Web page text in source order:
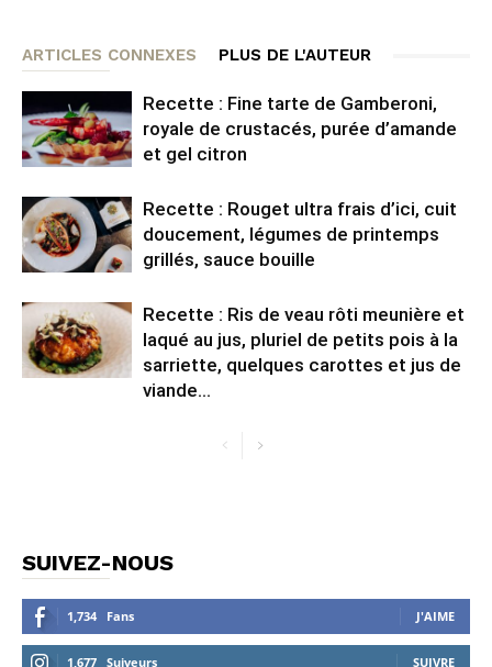
ARTICLES CONNEXES PLUS DE L'AUTEUR
Recette : Fine tarte de Gamberoni,
royale de crustacés, purée d’amande
et gel citron
Recette : Rouget ultra frais d’ici, cuit
doucement, légumes de printemps
grillés, sauce bouille
Recette : Ris de veau rôti meunière et
laqué au jus, pluriel de petits pois à la
sarriette, quelques carottes et jus de
viande...
SUIVEZ-NOUS
1,734 Fans J'AIME
1,677 Suiveurs SUIVRE